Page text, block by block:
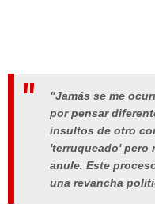
"Jamás se me
por pensar
insultos de otro
'terruqueado' pero
anule. Este
una revancha